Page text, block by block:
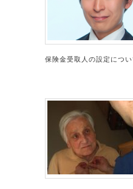
保険金受取人の設定につい